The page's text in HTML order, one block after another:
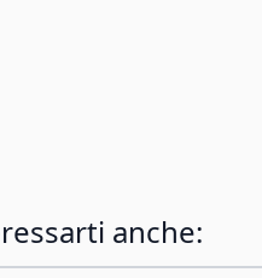
anche: